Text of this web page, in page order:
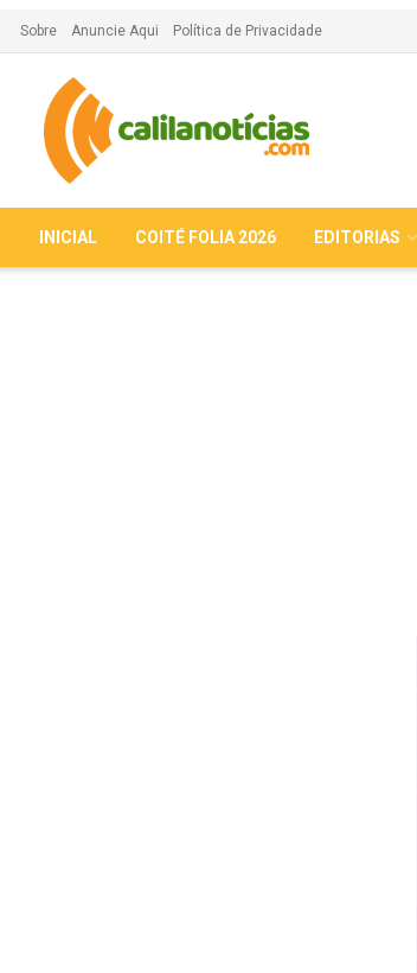
Sobre Anuncie Aqui Política de Privacidade
INICIAL COITÉ FOLIA 2026 EDITORIAS